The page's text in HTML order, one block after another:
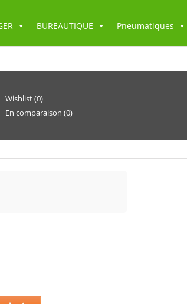
BUREAUTIQUE Pneumatiques
Wishlist(0)
En comparaison (0)